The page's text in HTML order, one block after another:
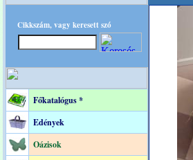
Cikkszám, vagy keresett szó
Főkatalógus *
Edények
Oázisok